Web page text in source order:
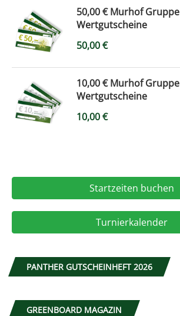
50,00 € Murhof Gruppe
Wertgutscheine
50,00€
10,00 € Murhof Gruppe
Wertgutscheine
10,00€
Startzeiten buchen
Turnierkalender
PANTHER GUTSCHEINHEFT 2026
GREENBOARD MAGAZIN